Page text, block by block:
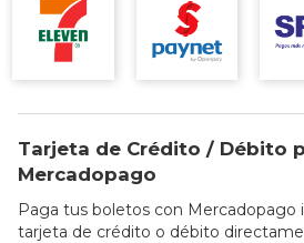
Tarjeta de Crédito / Débito
Mercadopago
Paga tus boletos con Mercadopago
tarjeta de crédito o débito